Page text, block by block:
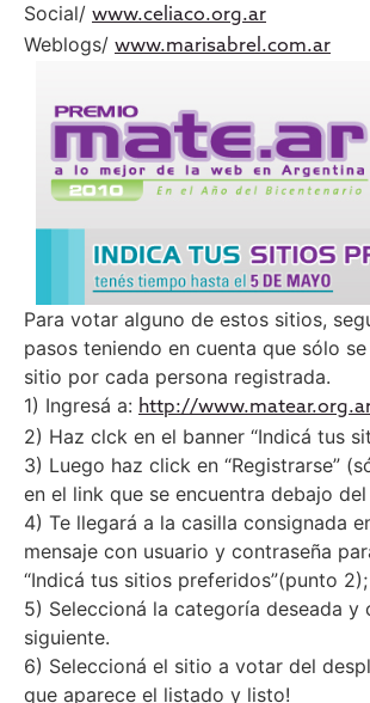
Social/ www.celiaco.org.ar
Weblogs/ www.marisabrel.com.ar
Para votar alguno de estos sitios,
pasos teniendo en cuenta que sólo
sitio por cada persona registrada.
1) Ingresá a: http://
2) Haz clck en el banner “Indicá tus
3) Luego haz click en “Registrarse”
en el link que se encuentra debajo del
4) Te llegará a la casilla consignada
mensaje con usuario y contraseña
“Indicá tus sitios preferidos”(punto 2);
5) Seleccioná la categoría deseada y
siguiente.
6) Seleccioná el sitio a votar del
que aparece el listado y listo!